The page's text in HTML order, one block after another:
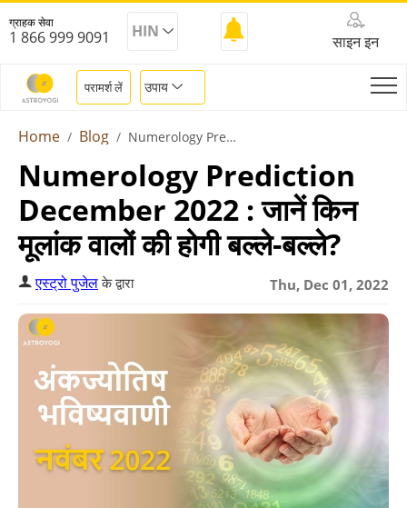
ग्राहक सेवा
1 866 999 9091 HIN
साइन इन
परामर्श लें उपाय
Home Blog Numerology Prediction December 2022
Numerology Prediction
December 2022 : जानें किन
मूलांक वालों की होगी बल्ले-बल्ले?
Thu, Dec 01, 2022
एस्ट्रो पुजेलके द्वारा